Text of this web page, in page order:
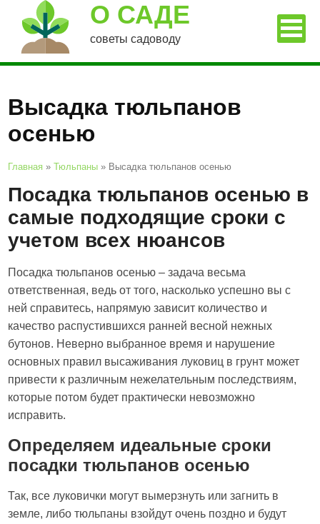
О САДЕ
советы садоводу
Высадка тюльпанов
осенью
Главная »Тюльпаны » Высадка тюльпанов осенью
Посадка тюльпанов осенью в
самые подходящие сроки с
учетом всех нюансов
Посадка тюльпанов осенью – задача весьма
ответственная, ведь от того, насколько успешно вы с
ней справитесь, напрямую зависит количество и
качество распустившихся ранней весной нежных
бутонов. Неверно выбранное время и нарушение
основных правил высаживания луковиц в грунт может
привести к различным нежелательным последствиям,
которые потом будет практически невозможно
исправить.
Определяем идеальные сроки
посадки тюльпанов осенью
Так, все луковички могут вымерзнуть или загнить в
земле, либо тюльпаны взойдут очень поздно и будут